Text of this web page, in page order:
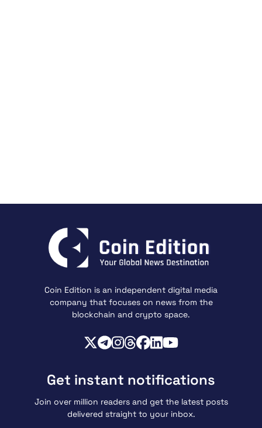
Coin Edition is an independent digital media
company that focuses on news from the
blockchain and crypto space.
Get instant notifications
Join over million readers and get the latest posts
delivered straight to your inbox.